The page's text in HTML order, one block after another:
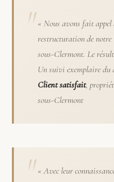
« Nous avons fait appel
restructuration de
sous-Clermont. Le
Un suivi exemplaire
Client satisfait,
sous-Clermont
« Avec leur